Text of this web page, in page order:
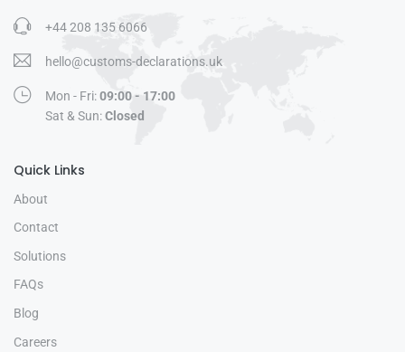
+44 208 135 6066
hello@customs-declarations.uk
Mon - Fri:09:00 - 17:00
Sat & Sun:Closed
Quick Links
About
Contact
Solutions
FAQs
Blog
Careers